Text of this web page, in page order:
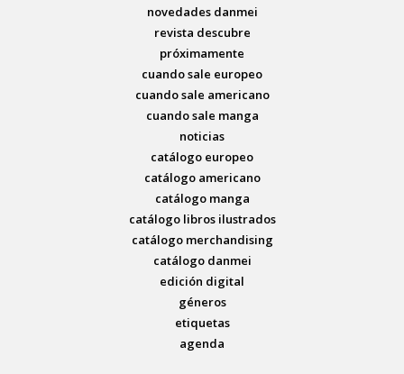
novedades danmei
revista descubre
próximamente
cuando sale europeo
cuando sale americano
cuando sale manga
noticias
catálogo europeo
catálogo americano
catálogo manga
catálogo libros ilustrados
catálogo merchandising
catálogo danmei
edición digital
géneros
etiquetas
agenda